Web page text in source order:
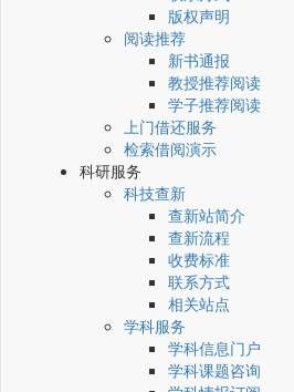
版权声明
阅读推荐
新书通报
教授推荐阅读
学子推荐阅读
上门借还服务
检索借阅演示
科研服务
科技查新
查新站简介
查新流程
收费标准
联系方式
相关站点
学科服务
学科信息门户
学科课题咨询